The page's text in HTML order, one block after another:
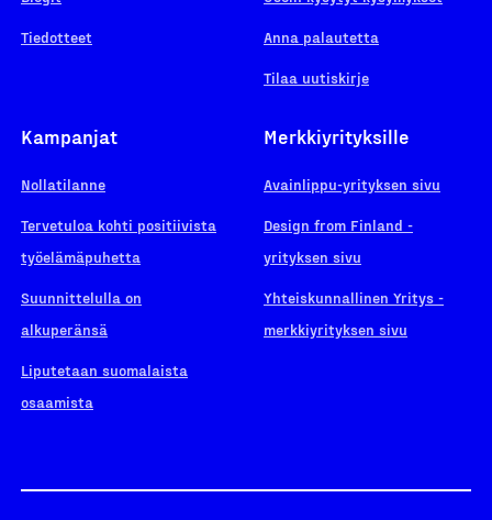
Tiedotteet Anna palautetta
Tilaa uutiskirje
Kampanjat
Nollatilanne
Tervetuloa kohti positiivista
työelämäpuhetta
Suunnittelulla on
alkuperänsä
Liputetaan suomalaista
osaamista
Merkkiyrityksille
Avainlippu-yrityksen sivu
Design from Finland -
yrityksen sivu
Yhteiskunnallinen Yritys -
merkkiyrityksen sivu